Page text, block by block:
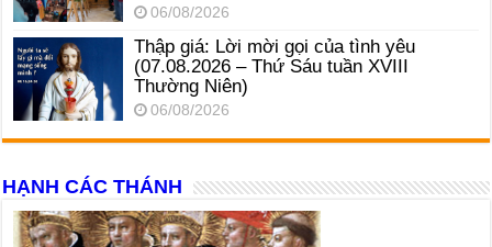
06/08/2026
Thập giá: Lời mời gọi của tình yêu
(07.08.2026 – Thứ Sáu tuần XVIII
Thường Niên)
06/08/2026
HẠNH CÁC THÁNH